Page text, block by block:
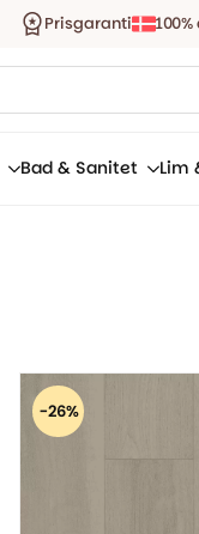
Prisgaranti
Bad & Sanitet Lim
-26%